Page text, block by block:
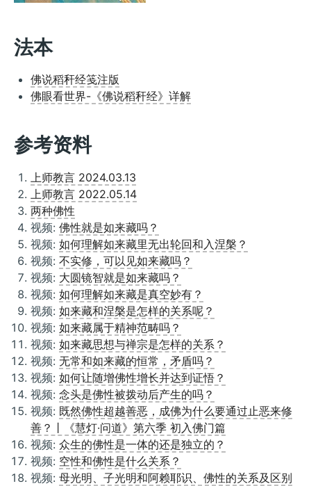
法本
佛说稻秆经笺注版
佛眼看世界-《佛说稻秆经》详解
参考资料
上师教言 2024.03.13
上师教言 2022.05.14
两种佛性
视频: 佛性就是如来藏吗？
视频: 如何理解如来藏里无出轮回和入涅槃？
视频: 不实修，可以见如来藏吗？
视频: 大圆镜智就是如来藏吗？
视频: 如何理解如来藏是真空妙有？
视频: 如来藏和涅槃是怎样的关系呢？
视频: 如来藏属于精神范畴吗？
视频: 如来藏思想与禅宗是怎样的关系？
视频: 无常和如来藏的恒常，矛盾吗？
视频: 如何让随增佛性增长并达到证悟？
视频: 念头是佛性被拨动后产生的吗？
视频: 既然佛性超越善恶，成佛为什么要通过止恶来修
善？丨《慧灯·问道》第六季 初入佛门篇
视频: 众生的佛性是一体的还是独立的？
视频: 空性和佛性是什么关系？
视频: 母光明、子光明和阿赖耶识、佛性的关系及区别